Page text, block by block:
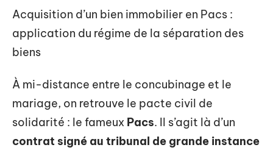
Acquisition d’un bien immobilier en Pacs :
application du régime de la séparation des
biens
À mi-distance entre le concubinage et le
mariage, on retrouve le pacte civil de
solidarité : le fameux Pacs. Il s’agit là d’un
contrat signé au tribunal de grande instance